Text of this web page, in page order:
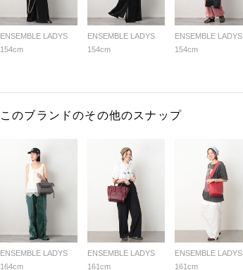
ENSEMBLE LADYS
154cm
ENSEMBLE LADYS
154cm
ENSEMBLE LADYS
154cm
このブランドのその他のスナップ
ENSEMBLE LADYS
164cm
ENSEMBLE LADYS
161cm
ENSEMBLE LADYS
161cm